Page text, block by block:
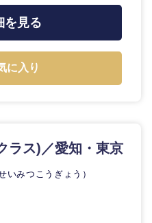
を見る
に入り
ラス)／愛知・東京
いみつこうぎょう）